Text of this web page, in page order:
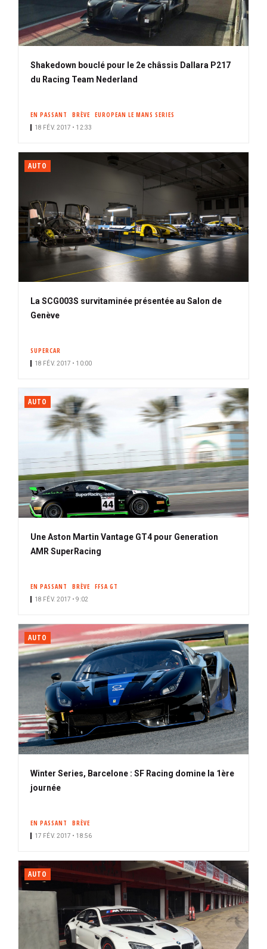
Shakedown bouclé pour le 2e châssis Dallara P217
du Racing Team Nederland
EN PASSANT BRÈVE EUROPEAN LE MANS SERIES
18 FÉV. 2017 • 12:33
AUTO
La SCG003S survitaminée présentée au Salon de
Genève
SUPERCAR
18 FÉV. 2017 • 10:00
AUTO
Une Aston Martin Vantage GT4 pour Generation
AMR SuperRacing
EN PASSANT BRÈVE FFSA GT
18 FÉV. 2017 • 9:02
AUTO
Winter Series, Barcelone : SF Racing domine la 1ère
journée
EN PASSANT BRÈVE
17 FÉV. 2017 • 18:56
AUTO